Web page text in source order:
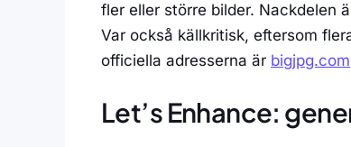
fler eller större bilder. Nackdelen
Var också källkritisk, eftersom
officiella adresserna är bigjpg.com
Let’s Enhance: